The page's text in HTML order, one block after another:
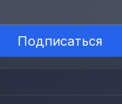
Подписаться